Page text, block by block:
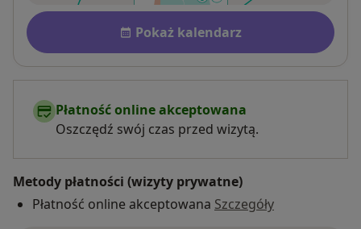
Dostępność
Pokaż kalendarz
Płatność online akceptowana
Oszczędź swój czas przed wizytą.
Metody płatności (wizyty prywatne)
Płatność online akceptowana Szczegóły